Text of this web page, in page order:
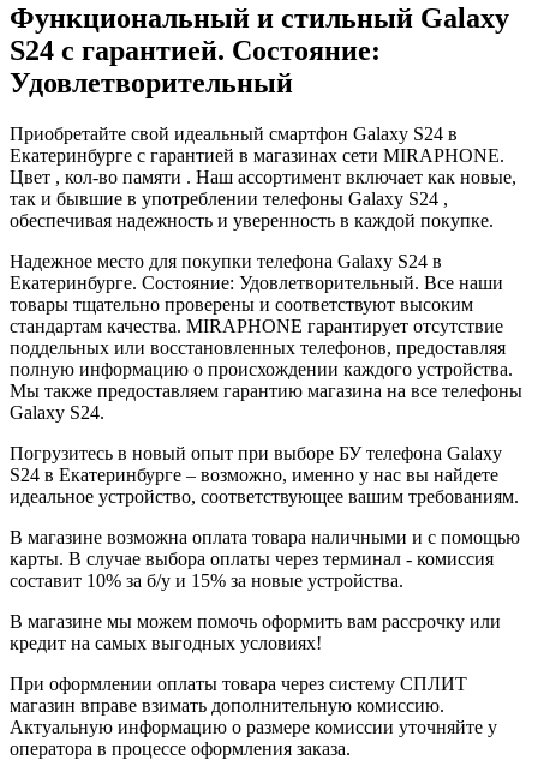
Функциональный и стильный Galaxy
S24 с гарантией. Состояние:
Удовлетворительный
Приобретайте свой идеальный смартфон Galaxy S24 в
Екатеринбурге с гарантией в магазинах сети MIRAPHONE.
Цвет , кол-во памяти . Наш ассортимент включает как новые,
так и бывшие в употреблении телефоны Galaxy S24 ,
обеспечивая надежность и уверенность в каждой покупке.
Надежное место для покупки телефона Galaxy S24 в
Екатеринбурге. Состояние: Удовлетворительный. Все наши
товары тщательно проверены и соответствуют высоким
стандартам качества. MIRAPHONE гарантирует отсутствие
поддельных или восстановленных телефонов, предоставляя
полную информацию о происхождении каждого устройства.
Мы также предоставляем гарантию магазина на все телефоны
Galaxy S24.
Погрузитесь в новый опыт при выборе БУ телефона Galaxy
S24 в Екатеринбурге – возможно, именно у нас вы найдете
идеальное устройство, соответствующее вашим требованиям.
В магазине возможна оплата товара наличными и с помощью
карты. В случае выбора оплаты через терминал - комиссия
составит 10% за б/у и 15% за новые устройства.
В магазине мы можем помочь оформить вам рассрочку или
кредит на самых выгодных условиях!
При оформлении оплаты товара через систему СПЛИТ
магазин вправе взимать дополнительную комиссию.
Актуальную информацию о размере комиссии уточняйте у
оператора в процессе оформления заказа.